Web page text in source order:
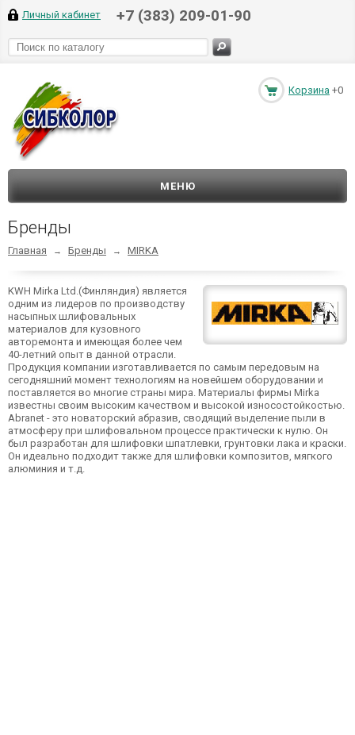
Личный кабинет +7 (383) 209-01-90
Корзина +0
МЕНЮ
Бренды
Главная → Бренды → MIRKA
KWH Mirka Ltd.(Финляндия) является
одним из лидеров по производству
насыпных шлифовальных
материалов для кузовного
авторемонта и имеющая более чем
40-летний опыт в данной отрасли.
Продукция компании изготавливается по самым передовым на
сегодняшний момент технологиям на новейшем оборудовании и
поставляется во многие страны мира. Материалы фирмы Mirka
известны своим высоким качеством и высокой износостойкостью.
Abranet - это новаторский абразив, сводящий выделение пыли в
атмосферу при шлифовальном процессе практически к нулю. Он
был разработан для шлифовки шпатлевки, грунтовки лака и краски.
Он идеально подходит также для шлифовки композитов, мягкого
алюминия и т.д.